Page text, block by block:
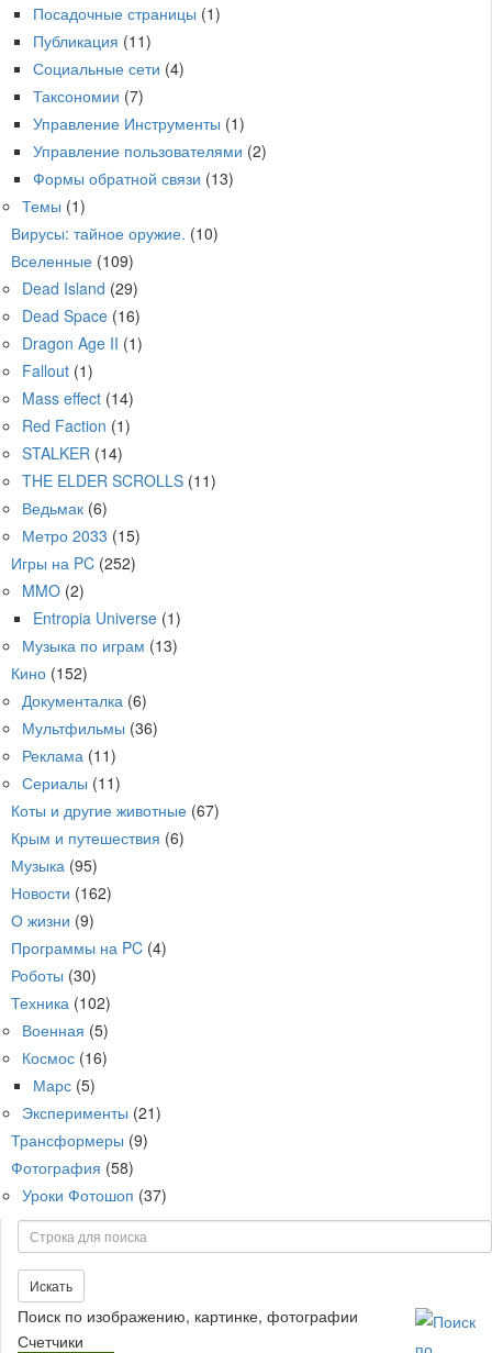
Посадочные страницы (1)
Публикация (11)
Социальные сети (4)
Таксономии (7)
Управление Инструменты (1)
Управление пользователями (2)
Формы обратной связи (13)
Темы (1)
Вирусы: тайное оружие. (10)
Вселенные (109)
Dead Island (29)
Dead Space (16)
Dragon Age II (1)
Fallout (1)
Mass effect (14)
Red Faction (1)
STALKER (14)
THE ELDER SCROLLS (11)
Ведьмак (6)
Метро 2033 (15)
Игры на PC (252)
MMO (2)
Entropia Universe (1)
Музыка по играм (13)
Кино (152)
Документалка (6)
Мультфильмы (36)
Реклама (11)
Сериалы (11)
Коты и другие животные (67)
Крым и путешествия (6)
Музыка (95)
Новости (162)
О жизни (9)
Программы на PC (4)
Роботы (30)
Техника (102)
Военная (5)
Космос (16)
Марс (5)
Эксперименты (21)
Трансформеры (9)
Фотография (58)
Уроки Фотошоп (37)
Поиск
Искать
Поиск по изображению, картинке, фотографии
Счетчики